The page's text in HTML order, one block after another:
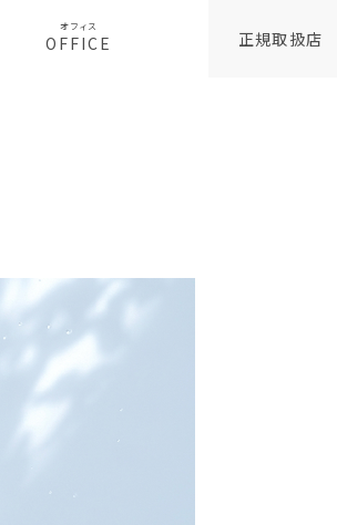
オフィス
OFFICE 正規取扱店